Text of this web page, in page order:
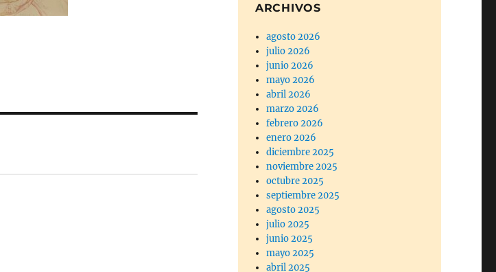
ARCHIVOS
agosto 2026
julio 2026
junio 2026
mayo 2026
abril 2026
marzo 2026
febrero 2026
enero 2026
diciembre 2025
noviembre 2025
octubre 2025
septiembre 2025
agosto 2025
julio 2025
junio 2025
mayo 2025
abril 2025